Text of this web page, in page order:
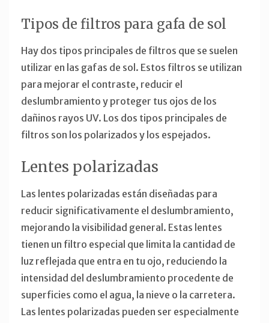
Tipos de filtros para gafa de sol
Hay dos tipos principales de filtros que se suelen
utilizar en las gafas de sol. Estos filtros se utilizan
para mejorar el contraste, reducir el
deslumbramiento y proteger tus ojos de los
dañinos rayos UV. Los dos tipos principales de
filtros son los polarizados y los espejados.
Lentes polarizadas
Las lentes polarizadas están diseñadas para
reducir significativamente el deslumbramiento,
mejorando la visibilidad general. Estas lentes
tienen un filtro especial que limita la cantidad de
luz reflejada que entra en tu ojo, reduciendo la
intensidad del deslumbramiento procedente de
superficies como el agua, la nieve o la carretera.
Las lentes polarizadas pueden ser especialmente